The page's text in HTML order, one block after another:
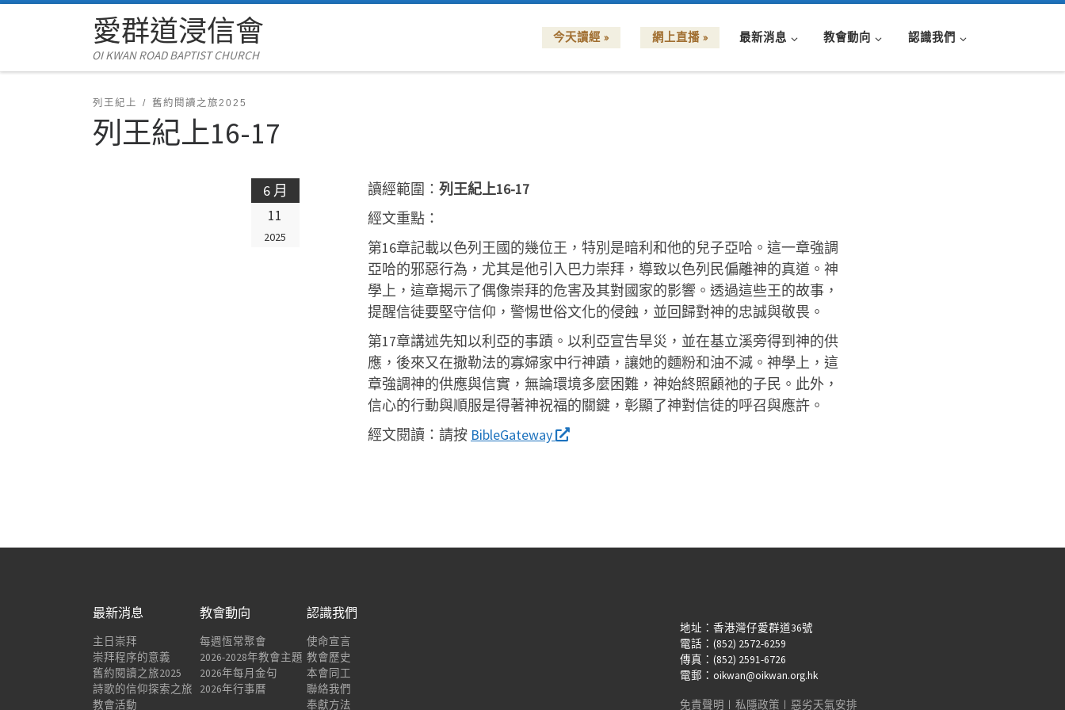
Skip to content愛群道浸信會
OI KWAN ROAD BAPTIST CHURCH
今天讀經 » 網上直播 » 最新消息 教會動向 認識我們
列王紀上 舊約閱讀之旅2025
列王紀上16-17
6 月
11
2025
讀經範圍： 列王紀上16-17
經文重點：
第16章記載以色列王國的幾位王，特別是暗利和他的兒子亞哈。這一章強調
亞哈的邪惡行為，尤其是他引入巴力崇拜，導致以色列民偏離神的真道。神
學上，這章揭示了偶像崇拜的危害及其對國家的影響。透過這些王的故事，
提醒信徒要堅守信仰，警惕世俗文化的侵蝕，並回歸對神的忠誠與敬畏。
第17章講述先知以利亞的事蹟。以利亞宣告旱災，並在基立溪旁得到神的供
應，後來又在撒勒法的寡婦家中行神蹟，讓她的麵粉和油不減。神學上，這
章強調神的供應與信實，無論環境多麼困難，神始終照顧祂的子民。此外，
信心的行動與順服是得著神祝福的關鍵，彰顯了神對信徒的呼召與應許。
經文閱讀： 請按 BibleGateway
最新消息
主日崇拜
崇拜程序的意義
舊約閱讀之旅2025
詩歌的信仰探索之旅
教會活動
教會動向
每週恆常聚會
2026-2028年教會主題
2026年每月金句
2026年行事曆
認識我們
使命宣言
教會歷史
本會同工
聯絡我們
奉獻方法
地址：香港灣仔愛群道36號
電話：(852) 2572-6259
傳真：(852) 2591-6726
電郵：oikwan@oikwan.org.hk
免責聲明 ︱ 私隱政策 ︱ 惡劣天氣安排